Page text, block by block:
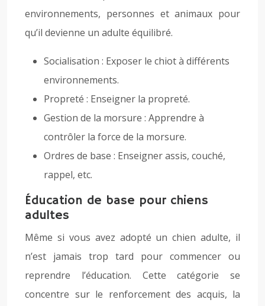
environnements, personnes et animaux pour
qu’il devienne un adulte équilibré.
Socialisation : Exposer le chiot à différents
environnements.
Propreté : Enseigner la propreté.
Gestion de la morsure : Apprendre à
contrôler la force de la morsure.
Ordres de base : Enseigner assis, couché,
rappel, etc.
Éducation de base pour chiens
adultes
Même si vous avez adopté un chien adulte, il
n’est jamais trop tard pour commencer ou
reprendre l’éducation. Cette catégorie se
concentre sur le renforcement des acquis, la